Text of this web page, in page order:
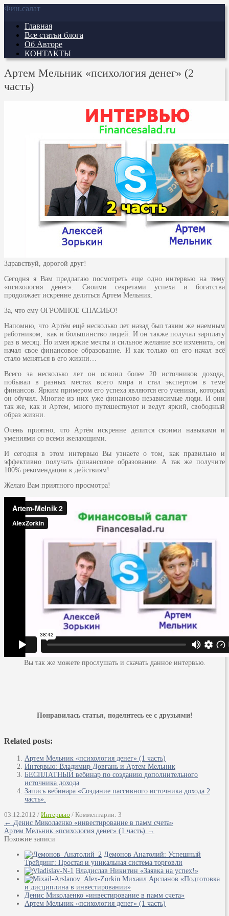
Фин.салат
Главная
Все статьи блога
Об Авторе
КОНТАКТЫ
Артем Мельник «психология денег» (2
часть)
Здравствуй, дорогой друг!
Сегодня я Вам предлагаю посмотреть еще одно интервью на тему
«психология денег». Своими секретами успеха и богатства
продолжает искренне делиться Артем Мельник.
За, что ему ОГРОМНОЕ СПАСИБО!
Напомню, что Артём ещё несколько лет назад был таким же наемным
работником, как и большинство людей. И он также получал зарплату
раз в месяц. Но имея яркие мечты и сильное желание все изменить, он
начал свое финансовое образование. И как только он его начал всё
стало меняться в его жизни…
Всего за несколько лет он освоил более 20 источников дохода,
побывал в разных местах всего мира и стал экспертом в теме
финансов. Ярким примером его успеха являются его ученики, которых
он обучил. Многие из них уже финансово независимые люди. И они
так же, как и Артем, много путешествуют и ведут яркий, свободный
образ жизни.
Очень приятно, что Артём искренне делится своими навыками и
умениями со всеми желающими.
И сегодня в этом интервью Вы узнаете о том, как правильно и
эффективно получать финансовое образование. А так же получите
100% рекомендации к действиям!
Желаю Вам приятного просмотра!
Вы так же можете прослушать и скачать данное интервью.
Понравилась статья, поделитесь ее с друзьями!
Related posts:
Артем Мельник «психология денег» (1 часть)
Интервью: Владимир Довгань и Артем Мельник
БЕСПЛАТНЫЙ вебинар по созданию дополнительного
источника дохода
Запись вебинара «Создание пассивного источника дохода 2
часть».
03.12.2012 / Интервью / Комментарии: 3
← Денис Миколаенко «инвестирование в памм счета»
Артем Мельник «психология денег» (1 часть) →
Похожие записи
Демонов Анатолий: Успешный
Трейдинг: Простая и уникальная система торговли
Владислав Никитин «Заявка на успех!»
Михаил Арсланов «Подготовка
и дисциплина в инвестировании»
Денис Миколаенко «инвестирование в памм счета»
Артем Мельник «психология денег» (1 часть)